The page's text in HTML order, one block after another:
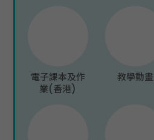
電子課本及作
業(香港)
教學動畫